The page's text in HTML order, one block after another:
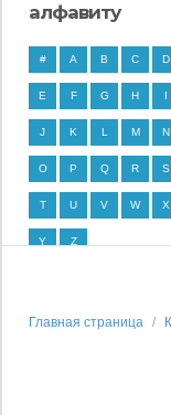
алфавиту
# A B C D
E F G H I
J K L M N
O P Q R S
T U V W X
Y Z
Главная страница